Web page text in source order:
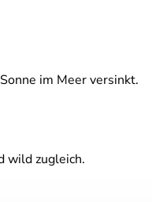
im Meer versinkt.
wild zugleich.